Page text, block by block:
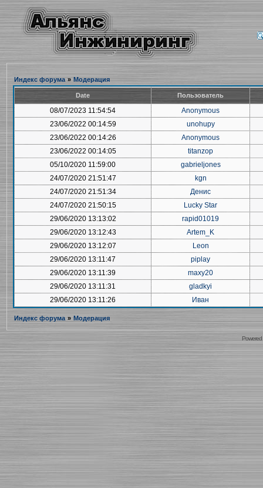
Индекс форума » Модерация
Date Пользователь
08/07/2023 11:54:54
Anonymous
23/06/2022 00:14:59
unohupy
23/06/2022 00:14:26
Anonymous
23/06/2022 00:14:05
titanzop
05/10/2020 11:59:00
gabrieljones
24/07/2020 21:51:47
kgn
24/07/2020 21:51:34
Денис
24/07/2020 21:50:15
Lucky Star
29/06/2020 13:13:02
rapid01019
29/06/2020 13:12:43
Artem_K
29/06/2020 13:12:07
Leon
29/06/2020 13:11:47
piplay
29/06/2020 13:11:39
maxy20
29/06/2020 13:11:31
gladkyi
29/06/2020 13:11:26
Иван
Индекс форума » Модерация